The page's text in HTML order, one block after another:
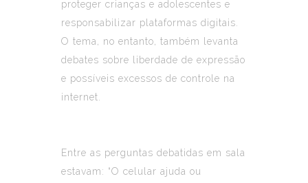
proteger crianças e adolescentes e
responsabilizar plataformas digitais.
O tema, no entanto, também levanta
debates sobre liberdade de expressão
e possíveis excessos de controle na
internet.
Entre as perguntas debatidas em sala
estavam: “O celular ajuda ou